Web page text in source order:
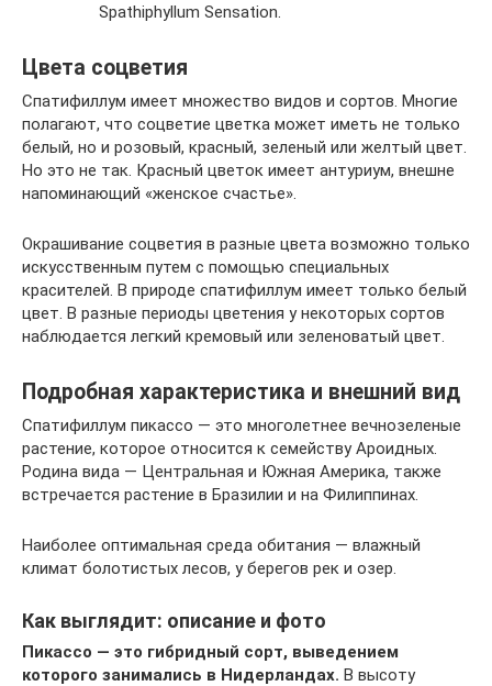
Spathiphyllum Sensation.
Цвета соцветия
Спатифиллум имеет множество видов и сортов. Многие
полагают, что соцветие цветка может иметь не только
белый, но и розовый, красный, зеленый или желтый цвет.
Но это не так. Красный цветок имеет антуриум, внешне
напоминающий «женское счастье».
Окрашивание соцветия в разные цвета возможно только
искусственным путем с помощью специальных
красителей. В природе спатифиллум имеет только белый
цвет. В разные периоды цветения у некоторых сортов
наблюдается легкий кремовый или зеленоватый цвет.
Подробная характеристика и внешний вид
Спатифиллум пикассо — это многолетнее вечнозеленые
растение, которое относится к семейству Ароидных.
Родина вида — Центральная и Южная Америка, также
встречается растение в Бразилии и на Филиппинах.
Наиболее оптимальная среда обитания — влажный
климат болотистых лесов, у берегов рек и озер.
Как выглядит: описание и фото
Пикассо — это гибридный сорт, выведением
которого занимались в Нидерландах. В высоту